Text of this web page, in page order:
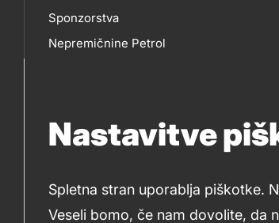
Nastavitve
Spletna stran uporablja piškotke.
Veseli bomo, če nam dovolite, da
Sponzorstva
Nepremičnine Petrol